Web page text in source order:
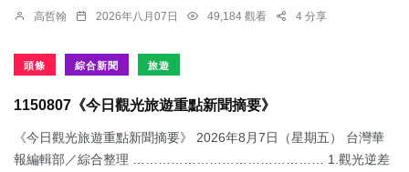
高哲翰 2026年八月07日 49,184 觀看 4 分享
頭條 綜合新聞 旅遊
1150807《今日觀光旅遊重點新聞摘要》
《今日觀光旅遊重點新聞摘要》 2026年8月7日（星期五） 台灣華
報編輯部／綜合整理 ……………………………………… 1.觀光逆差